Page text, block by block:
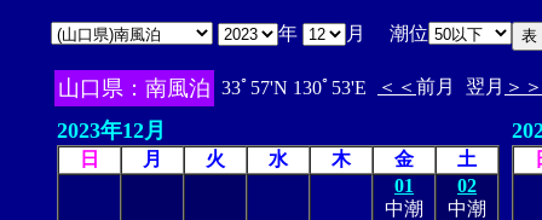
年 月 潮位
山口県：南風泊 33ﾟ57'N 130ﾟ53'E ＜＜ 前月 翌月 ＞＞
2023年12月
日 月 火 水 木 金 土
01
中潮
02
中潮